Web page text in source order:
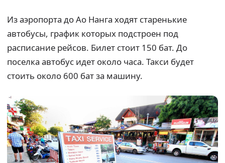
Из аэропорта до Ао Нанга ходят старенькие
автобусы, график которых подстроен под
расписание рейсов. Билет стоит 150 бат. До
поселка автобус идет около часа. Такси будет
стоить около 600 бат за машину.